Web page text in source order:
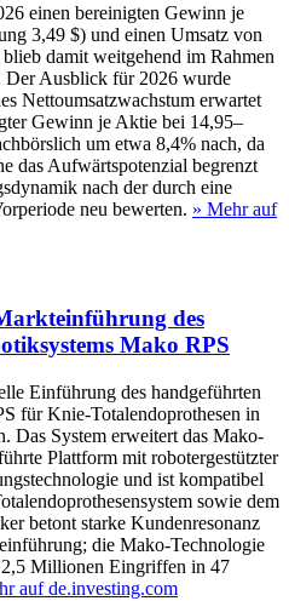
einen bereinigten Gewinn je
3,49 $) und einen Umsatz von
damit weitgehend im Rahmen
Der Ausblick für 2026 wurde
Nettoumsatzwachstum erwartet
Gewinn je Aktie bei 14,95–
um etwa 8,4% nach, da
das Aufwärtspotenzial begrenzt
nach der durch eine
neu bewerten. » Mehr auf
des
Mako RPS
Einführung des handgeführten
für Knie-Totalendoprothesen in
Das System erweitert das Mako-
Plattform mit robotergestützter
und ist kompatibel
sowie dem
betont starke Kundenresonanz
die Mako-Technologie
Millionen Eingriffen in 47
auf de.investing.com